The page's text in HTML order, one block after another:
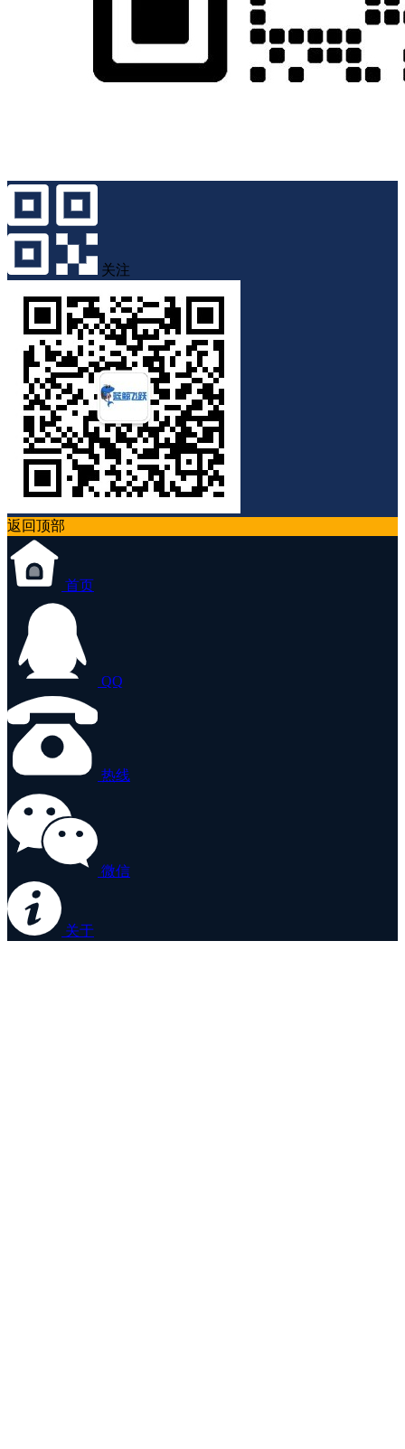
关注
返回顶部
首页
QQ
热线
微信
关于